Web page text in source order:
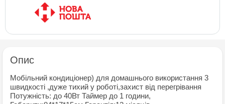
Опис
Мобiльний кондицiонер) для домашнього використання 3
швидкостi ,дуже тихий у роботi,захист вiд перегрiвання
Потужнiсть: до 40Вт Таймер до 1 години,